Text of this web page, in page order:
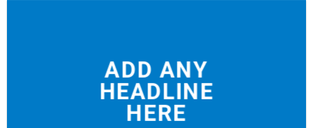
ADD ANY
HEADLINE
HERE